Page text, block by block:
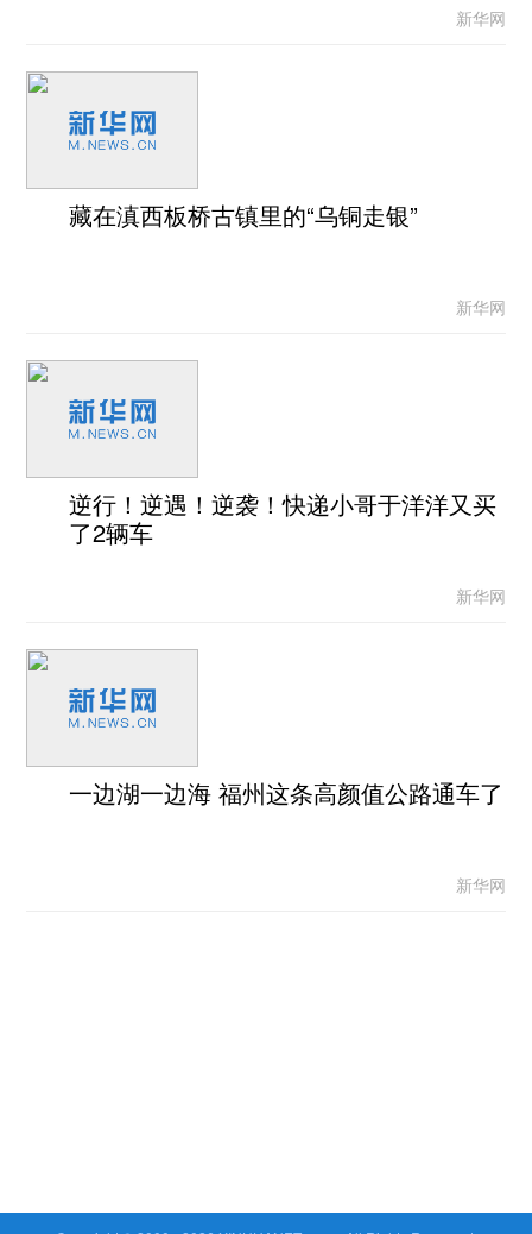
新华网
藏在滇西板桥古镇里的“乌铜走银”
新华网
逆行！逆遇！逆袭！快递小哥于洋洋又买
了2辆车
新华网
一边湖一边海 福州这条高颜值公路通车了
新华网